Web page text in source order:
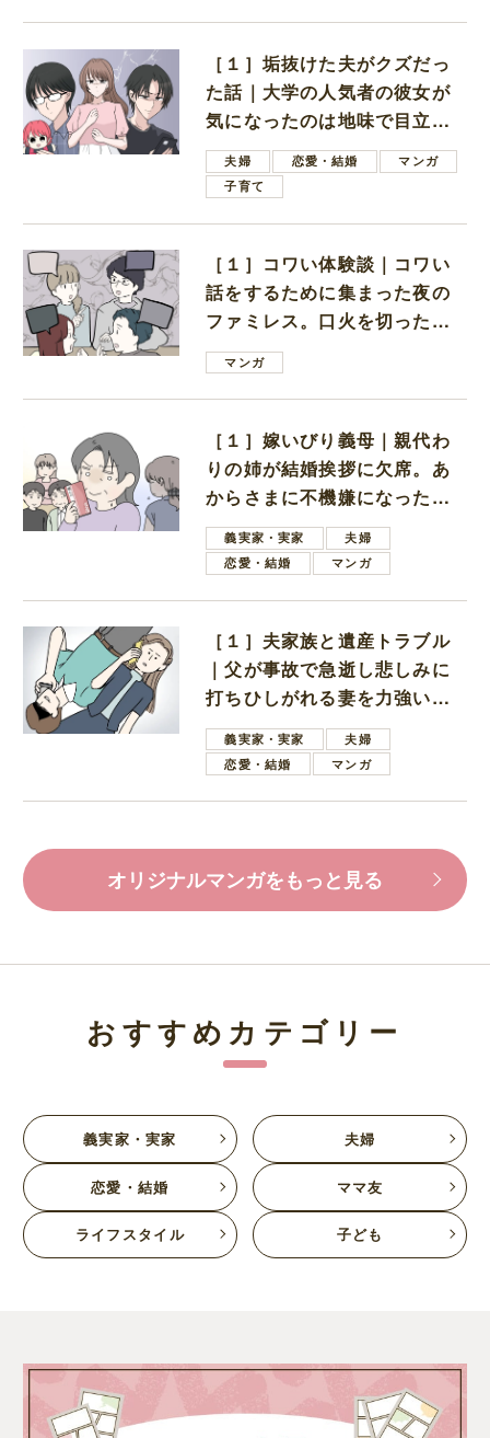
［１］垢抜けた夫がクズだっ
た話｜大学の人気者の彼女が
気になったのは地味で目立た
ない男子学生
夫婦 恋愛・結婚
マンガ
子育て
［１］コワい体験談｜コワい
話をするために集まった夜の
ファミレス。口火を切ったの
は電車好きの男の子ママ
マンガ
［１］嫁いびり義母｜親代わ
りの姉が結婚挨拶に欠席。あ
からさまに不機嫌になった義
母義実家・実家
夫婦
恋愛・結婚
マンガ
［１］夫家族と遺産トラブル
｜父が事故で急逝し悲しみに
打ちひしがれる妻を力強い言
葉で励ます夫
義実家・実家
夫婦
恋愛・結婚
マンガ
オリジナルマンガをもっと見る
おすすめカテゴリー
義実家・実家 夫婦
恋愛・結婚 ママ友
ライフスタイル 子ども